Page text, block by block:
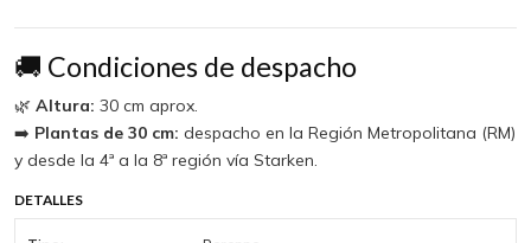
🚚 Condiciones de despacho
🌿 Altura: 30 cm aprox.
➡️ Plantas de 30 cm: despacho en la Región Metropolitana (RM)
y desde la 4ª a la 8ª región vía Starken.
DETALLES